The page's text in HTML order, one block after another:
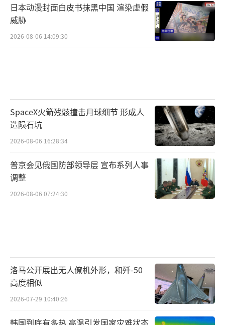
日本动漫封面白皮书抹黑中国 渲染虚假
威胁
2026-08-06 14:09:30
SpaceX火箭残骸撞击月球细节 形成人
造陨石坑
2026-08-06 16:28:34
普京会见俄国防部领导层 宣布系列人事
调整
2026-08-06 07:24:30
洛马公开展出无人僚机外形，和歼-50
高度相似
2026-07-29 10:40:26
韩国到底有多热 高温引发国家灾难状态